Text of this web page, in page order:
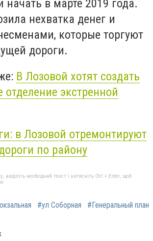
начать в марте 2019 года.
нехватка денег и
которые торгуют
дороги.
В Лозовой хотят создать
отделение экстренной
в Лозовой отремонтируют
по району
необхідний текст і натисніть Ctrl + Enter, щоб
#ул Соборная #Генеральный план